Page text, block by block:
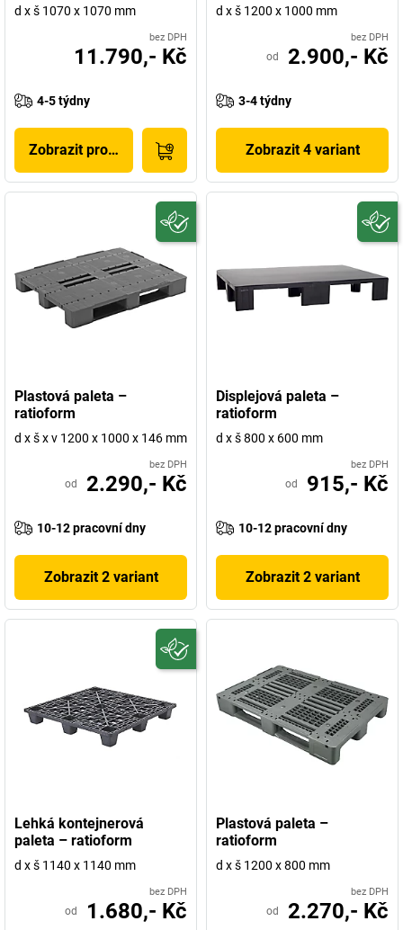
d x š 1070 x 1070 mm
bez DPH
11.790,- Kč
4-5 týdny
Zobrazit produkt
d x š 1200 x 1000 mm
bez DPH
od 2.900,- Kč
3-4 týdny
Zobrazit 4 variant
Plastová paleta –
ratioform
d x š x v 1200 x 1000 x 146 mm
bez DPH
od 2.290,- Kč
10-12 pracovní dny
Zobrazit 2 variant
Displejová paleta –
ratioform
d x š 800 x 600 mm
bez DPH
od 915,- Kč
10-12 pracovní dny
Zobrazit 2 variant
Lehká kontejnerová
paleta – ratioform
d x š 1140 x 1140 mm
bez DPH
od 1.680,- Kč
Plastová paleta –
ratioform
d x š 1200 x 800 mm
bez DPH
od 2.270,- Kč